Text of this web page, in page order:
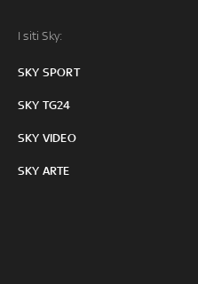
I siti Sky:
SKY SPORT
SKY TG24
SKY VIDEO
SKY ARTE